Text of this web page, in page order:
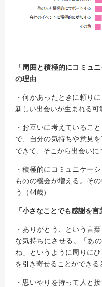
「周囲と積極的にコミュ
の理由
・何かあったときに頼り
新しい出会いが生まれる可
・お互いに考えているこ
で、自分の気持ちや意見
できて、そこから出会いに
・積極的にコミュニケー
ものの機会が増える。そ
う（44歳）
「小さなことでも感謝を
・ありがとう、という言
な気持ちにさせる。「あ
ね」というように周りに
を引き寄せることができる
・思いやりを持って人と